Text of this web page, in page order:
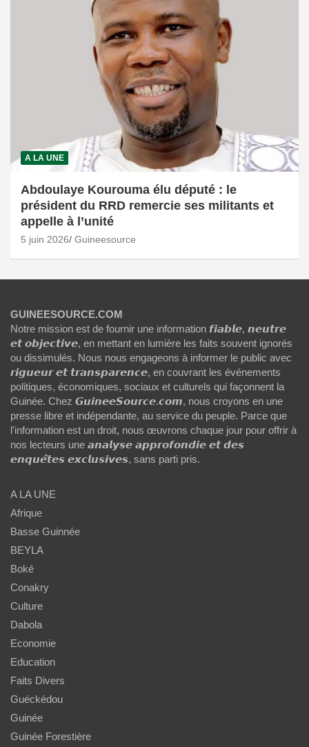
A LA UNE
Abdoulaye Kourouma élu député : le
président du RRD remercie ses militants et
appelle à l’unité
5 juin 2026 Guineesource
GUINEESOURCE.COM
Notre mission est de fournir une information 𝙛𝙞𝙖𝙗𝙡𝙚, 𝙣𝙚𝙪𝙩𝙧𝙚
𝙚𝙩 𝙤𝙗𝙟𝙚𝙘𝙩𝙞𝙫𝙚, en mettant en lumière les faits souvent ignorés
ou dissimulés. Nous nous engageons à informer le public avec
𝙧𝙞𝙜𝙪𝙚𝙪𝙧 𝙚𝙩 𝙩𝙧𝙖𝙣𝙨𝙥𝙖𝙧𝙚𝙣𝙘𝙚, en couvrant les événements
politiques, économiques, sociaux et culturels qui façonnent la
Guinée. Chez 𝙂𝙪𝙞𝙣𝙚𝙚𝙎𝙤𝙪𝙧𝙘𝙚.𝙘𝙤𝙢, nous croyons en une
presse libre et indépendante, au service du peuple. Parce que
l'information est un droit, nous œuvrons chaque jour pour offrir à
nos lecteurs une 𝙖𝙣𝙖𝙡𝙮𝙨𝙚 𝙖𝙥𝙥𝙧𝙤𝙛𝙤𝙣𝙙𝙞𝙚 𝙚𝙩 𝙙𝙚𝙨
𝙚𝙣𝙦𝙪𝙚̂𝙩𝙚𝙨 𝙚𝙭𝙘𝙡𝙪𝙨𝙞𝙫𝙚𝙨, sans parti pris.
A LA UNE
Afrique
Basse Guinnée
BEYLA
Boké
Conakry
Culture
Dabola
Economie
Education
Faits Divers
Guéckédou
Guinée
Guinée Forestière